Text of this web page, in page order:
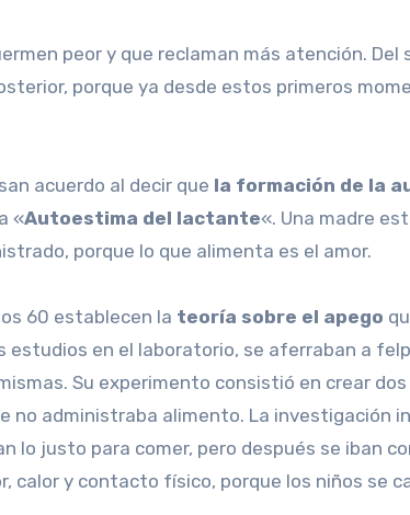
peor y que reclaman más atención.
porque ya desde estos primeros
acuerdo al decir que la formación de la
«Autoestima del lactante«. Una madre
porque lo que alimenta es el amor.
60 establecen la teoría sobre el apego
estudios en el laboratorio, se aferraban a
Su experimento consistió en crear
administraba alimento. La investigación
lo justo para comer, pero después se iban
calor y contacto físico, porque los niños se